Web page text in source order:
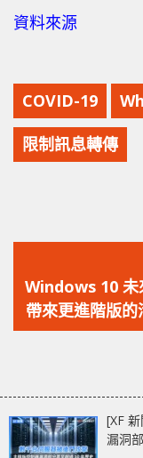
資料來源
COVID-19
限制訊息轉傳
一
篇
文
Windows 10 未
帶來更進階版的
具
[XF
漏洞